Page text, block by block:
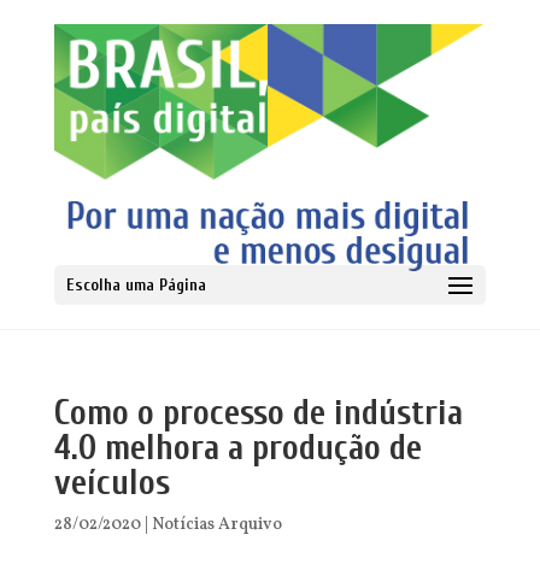
Escolha uma Página
Como o processo de indústria
4.0 melhora a produção de
veículos
28/02/2020| Notícias Arquivo